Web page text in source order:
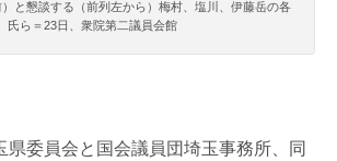
と懇談する（前列左から）梅村、塩川、伊藤岳の各
氏ら＝23日、衆院第二議員会館
委員会と国会議員団埼玉事務所、同